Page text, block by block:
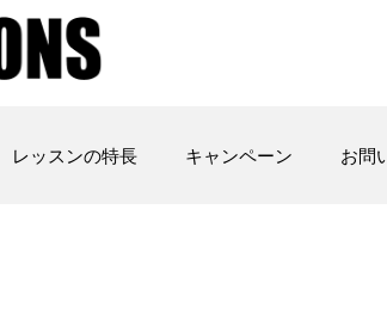
レッスンの特長 キャンペーン お問